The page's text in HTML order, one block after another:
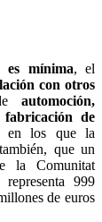
es mínima, el
con otros
automoción,
fabricación de
en los que la
que un
la Comunitat
999
de euros